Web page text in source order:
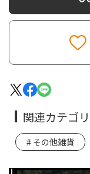
関連カテゴリ
その他雑貨